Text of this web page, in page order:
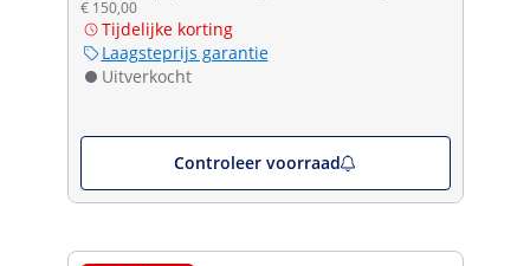
€ 150,00
Tijdelijke korting
Laagsteprijs garantie
Uitverkocht
Controleer voorraad